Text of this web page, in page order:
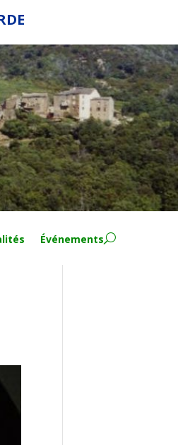
Événements